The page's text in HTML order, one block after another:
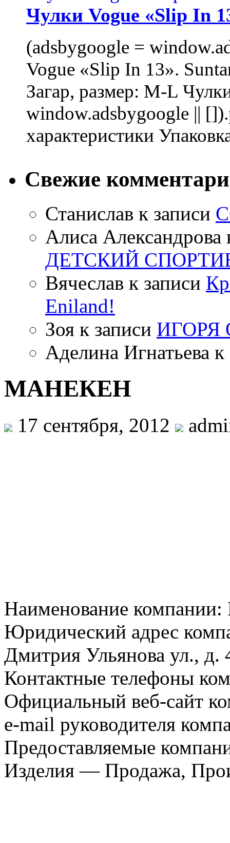
Чулки Vogue «Slip In
(adsbygoogle =
Vogue «Slip In 13».
Загар, размер: M-L
window.adsbygoogle ||
характеристики
Свежие
Станислав к записи
Алиса Александрова
ДЕТСКИЙ
Вячеслав к записи
Eniland!
Зоя к записи ИГОРЯ
Аделина Игнатьева к
МАНЕКЕН
17 сентября, 2012
Наименование
Юридический адрес
Дмитрия Ульянова ул., д.
Контактные телефоны
Официальный веб-сайт
e-mail руководителя
Предоставляемые
Изделия — Продажа,